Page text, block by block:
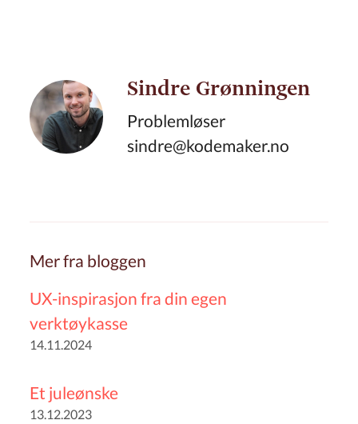
Sindre Grønningen
Problemløser
sindre@kodemaker.no
Mer fra bloggen
UX-inspirasjon fra din egen
verktøykasse
14.11.2024
Et juleønske
13.12.2023